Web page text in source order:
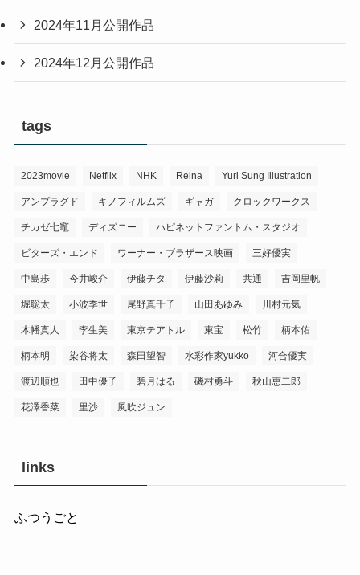
2024年11月公開作品
2024年12月公開作品
tags
2023movie Netflix NHK Reina Yuri Sung Illustration
アンプラグド キノフィルムズ ギャガ クロックワークス
チカゼ七竈 ディズニー ハピネットファントム・スタジオ
ビターズ・エンド ワーナー・ブラザース映画 三好優実
中島歩 今井峻介 伊藤チタ 伊藤沙莉 共通 吉岡里帆
堀聡太 小波季世 尾野真千子 山田あゆみ 川村元気
木幡真人 李生美 東京テアトル 東宝 松竹 柄本佑
柄本明 染谷将太 森田望智 水彩作家yukko 河合優実
渡辺順也 田中優子 碧月はる 磯村勇斗 秋山恵二郎
花澤香菜 里沙 風吹ジュン
links
ふつうごと